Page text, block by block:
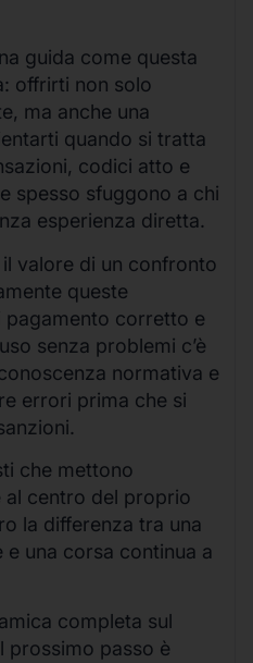
guida come questa
offrirti non solo
ma anche una
quando si tratta
codici atto e
spesso sfuggono a chi
esperienza diretta.
valore di un confronto
queste
corretto e
senza problemi c’è
normativa e
errori prima che si
che mettono
al centro del proprio
la differenza tra una
e una corsa continua a
completa sul
prossimo passo è